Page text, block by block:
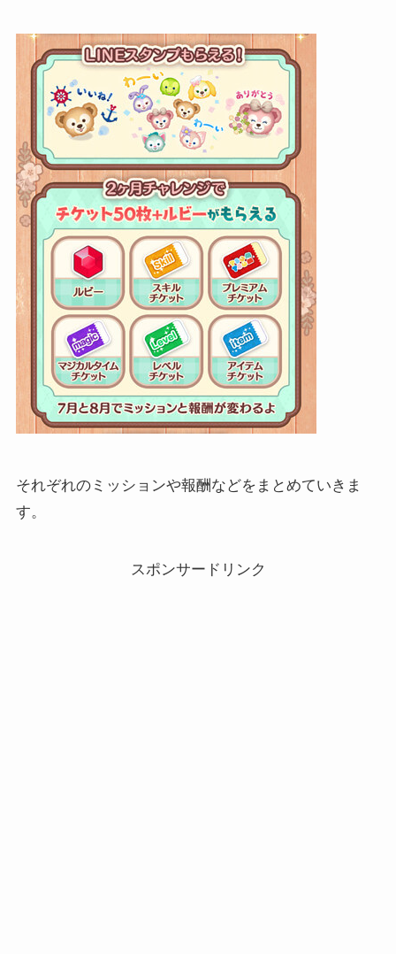
それぞれのミッションや報酬などをまとめていきま
す。
スポンサードリンク